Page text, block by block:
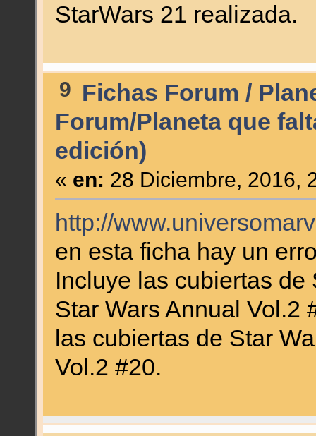
StarWars 21 realizada.
9 Fichas Forum /
Forum/Planeta que
edición)
« en: 28 Diciembre, 2016,
http://
en esta ficha hay un
Incluye las cubiertas de
Star Wars Annual Vol.2
las cubiertas de Star
Vol.2 #20.